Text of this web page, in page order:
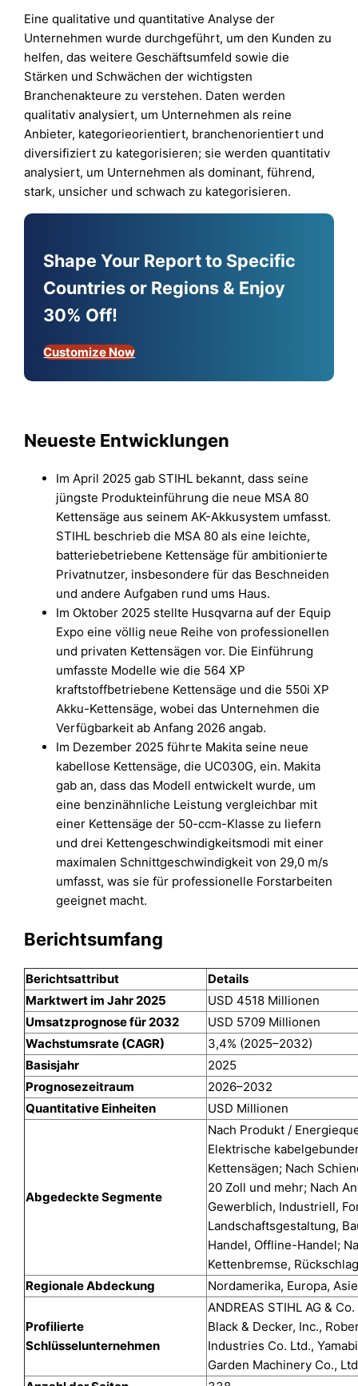
Eine qualitative und quantitative Analyse der
Unternehmen wurde durchgeführt, um den Kunden zu
helfen, das weitere Geschäftsumfeld sowie die
Stärken und Schwächen der wichtigsten
Branchenakteure zu verstehen. Daten werden
qualitativ analysiert, um Unternehmen als reine
Anbieter, kategorieorientiert, branchenorientiert und
diversifiziert zu kategorisieren; sie werden quantitativ
analysiert, um Unternehmen als dominant, führend,
stark, unsicher und schwach zu kategorisieren.
Shape Your Report to Specific
Countries or Regions & Enjoy
30% Off!
Customize Now
Neueste Entwicklungen
Im April 2025 gab STIHL bekannt, dass seine
jüngste Produkteinführung die neue MSA 80
Kettensäge aus seinem AK-Akkusystem umfasst.
STIHL beschrieb die MSA 80 als eine leichte,
batteriebetriebene Kettensäge für ambitionierte
Privatnutzer, insbesondere für das Beschneiden
und andere Aufgaben rund ums Haus.
Im Oktober 2025 stellte Husqvarna auf der Equip
Expo eine völlig neue Reihe von professionellen
und privaten Kettensägen vor. Die Einführung
umfasste Modelle wie die 564 XP
kraftstoffbetriebene Kettensäge und die 550i XP
Akku-Kettensäge, wobei das Unternehmen die
Verfügbarkeit ab Anfang 2026 angab.
Im Dezember 2025 führte Makita seine neue
kabellose Kettensäge, die UC030G, ein. Makita
gab an, dass das Modell entwickelt wurde, um
eine benzinähnliche Leistung vergleichbar mit
einer Kettensäge der 50-ccm-Klasse zu liefern
und drei Kettengeschwindigkeitsmodi mit einer
maximalen Schnittgeschwindigkeit von 29,0 m/s
umfasst, was sie für professionelle Forstarbeiten
geeignet macht.
Berichtsumfang
Berichtsattribut
Details
Marktwert im Jahr 2025
USD 4518 Millionen
Umsatzprognose für 2032
USD 5709 Millionen
Wachstumsrate (CAGR)
3,4% (2025–2032)
Basisjahr
2025
Prognosezeitraum
2026–2032
Quantitative Einheiten
USD Millionen
Abgedeckte Segmente
Nach Produkt /
Elektrische
Kettensägen; Nach
20 Zoll und mehr; Nach
Gewerblich, Industriell,
Landschaftsgestaltung,
Handel, Offline-Handel;
Kettenbremse,
Regionale Abdeckung
Nordamerika, Europa,
Profilierte
Schlüsselunternehmen
ANDREAS STIHL AG &
Black & Decker, Inc.,
Industries Co. Ltd.,
Garden Machinery Co.,